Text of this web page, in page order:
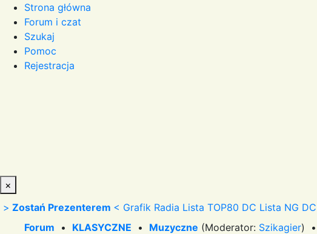
Strona główna
Forum i czat
Szukaj
Pomoc
Rejestracja
×
> Zostań Prezenterem < Grafik Radia Lista TOP80 DC Lista NG DC
Forum • KLASYCZNE • Muzyczne (Moderator: Szikagier) •